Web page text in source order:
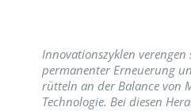
Innovationszyklen
permanenter Erneuerung
rütteln an der Balance von
Technologie. Bei diesen